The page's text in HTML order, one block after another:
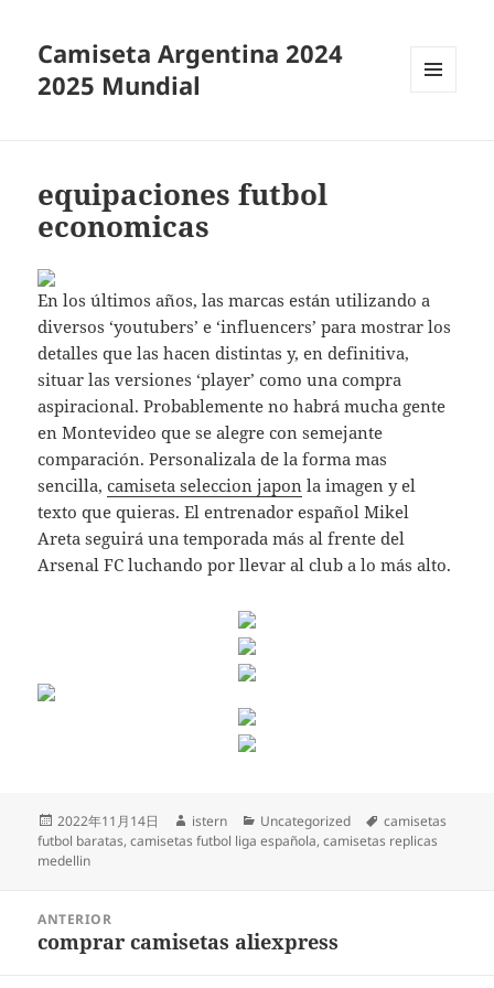
Camiseta Argentina 2024
2025 Mundial
equipaciones futbol
economicas
En los últimos años, las marcas están utilizando a
diversos ‘youtubers’ e ‘influencers’ para mostrar los
detalles que las hacen distintas y, en definitiva,
situar las versiones ‘player’ como una compra
aspiracional. Probablemente no habrá mucha gente
en Montevideo que se alegre con semejante
comparación. Personalizala de la forma mas
sencilla,camiseta seleccion japon la imagen y el
texto que quieras. El entrenador español Mikel
Areta seguirá una temporada más al frente del
Arsenal FC luchando por llevar al club a lo más alto.
Publicado
el
2022年11月14日 Autor
istern Categorías
Uncategorized Etiquetas
camisetas
futbol baratas,camisetas futbol liga española,camisetas replicas
medellin
entradas
ANTERIOR
Entrada
comprar camisetas aliexpress